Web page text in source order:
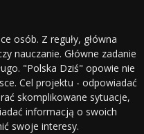
osób. Z reguły, główna
nauczanie. Główne zadanie
"Polska Dziś" opowie nie
Cel projektu - odpowiadać
skomplikowane sytuacje,
informacją o swoich
swoje interesy.